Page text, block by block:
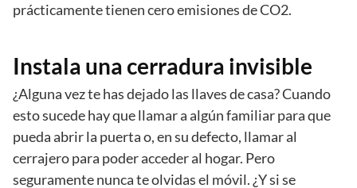
prácticamente tienen cero emisiones de CO2.
Instala una cerradura invisible
¿Alguna vez te has dejado las llaves de casa? Cuando
esto sucede hay que llamar a algún familiar para que
pueda abrir la puerta o, en su defecto, llamar al
cerrajero para poder acceder al hogar. Pero
seguramente nunca te olvidas el móvil. ¿Y si se